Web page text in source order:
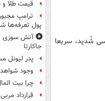
شُدید، سریعا
قیمت طلا و سکه
پول تعرفه‌ها
جاکارتا
پدر لیونل
وجود
چرا بیت
قرارداد